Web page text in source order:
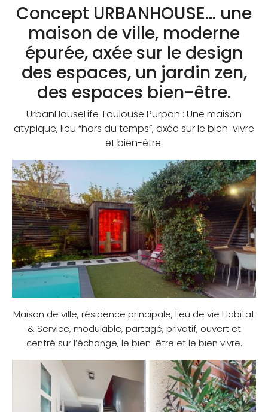
Concept URBANHOUSE… une
maison de ville, moderne
épurée, axée sur le design
des espaces, un jardin zen,
des espaces bien-être.
UrbanHouseLife Toulouse Purpan : Une maison
atypique, lieu “hors du temps”, axée sur le bien-vivre
et bien-être.
Maison de ville, résidence principale, lieu de vie Habitat
& Service, modulable, partagé, privatif, ouvert et
centré sur l’échange, le bien-être et le bien vivre.